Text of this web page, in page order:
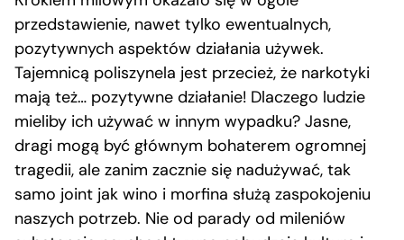
przedstawienie, nawet tylko ewentualnych,
pozytywnych aspektów działania używek.
Tajemnicą poliszynela jest przecież, że narkotyki
mają też… pozytywne działanie! Dlaczego ludzie
mieliby ich używać w innym wypadku? Jasne,
dragi mogą być głównym bohaterem ogromnej
tragedii, ale zanim zacznie się nadużywać, tak
samo joint jak wino i morfina służą zaspokojeniu
naszych potrzeb. Nie od parady od mileniów